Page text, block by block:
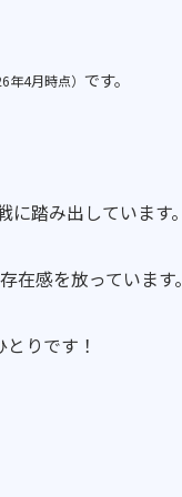
年4月時点） です。
踏み出しています。
感を放っています。
りです！